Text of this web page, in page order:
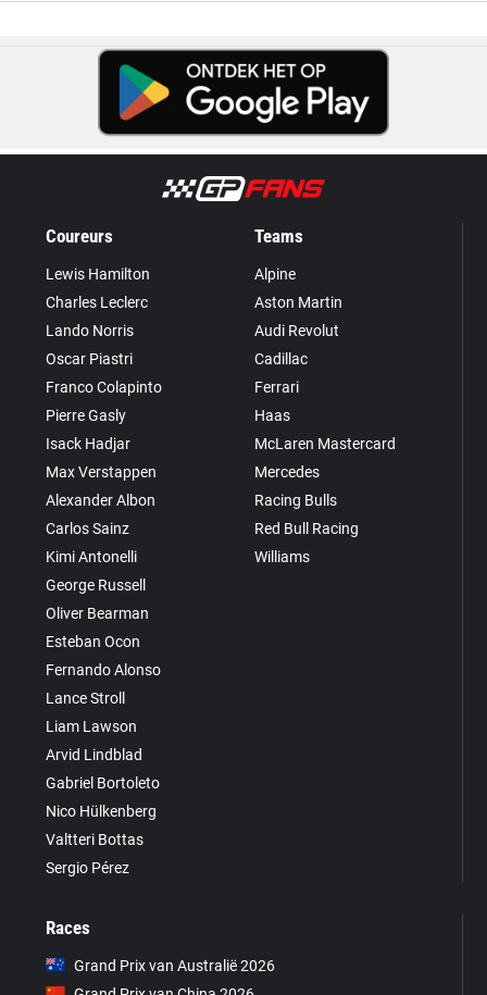
Coureurs
Lewis Hamilton
Charles Leclerc
Lando Norris
Oscar Piastri
Franco Colapinto
Pierre Gasly
Isack Hadjar
Max Verstappen
Alexander Albon
Carlos Sainz
Kimi Antonelli
George Russell
Oliver Bearman
Esteban Ocon
Fernando Alonso
Lance Stroll
Liam Lawson
Arvid Lindblad
Gabriel Bortoleto
Nico Hülkenberg
Valtteri Bottas
Sergio Pérez
Teams
Alpine
Aston Martin
Audi Revolut
Cadillac
Ferrari
Haas
McLaren Mastercard
Mercedes
Racing Bulls
Red Bull Racing
Williams
Races
Grand Prix van Australië 2026